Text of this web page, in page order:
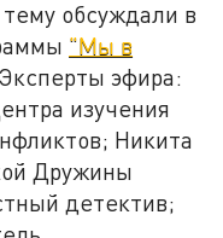
обсуждали в
"Мы в
эфира:
изучения
Никита
Дружины
детектив;